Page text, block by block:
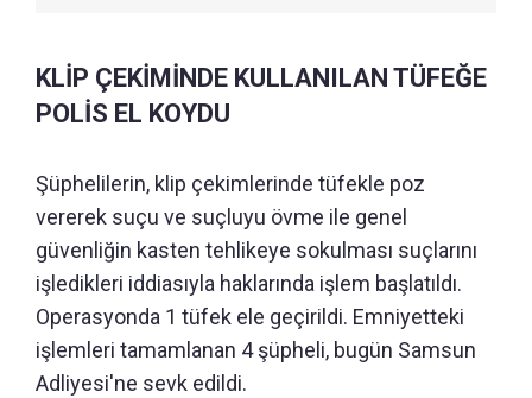
KLİP ÇEKİMİNDE KULLANILAN TÜFEĞE
POLİS EL KOYDU
Şüphelilerin, klip çekimlerinde tüfekle poz
vererek suçu ve suçluyu övme ile genel
güvenliğin kasten tehlikeye sokulması suçlarını
işledikleri iddiasıyla haklarında işlem başlatıldı.
Operasyonda 1 tüfek ele geçirildi. Emniyetteki
işlemleri tamamlanan 4 şüpheli, bugün Samsun
Adliyesi'ne sevk edildi.